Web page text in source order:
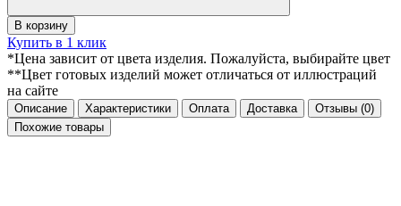
В корзину
Купить в 1 клик
*Цена зависит от цвета изделия. Пожалуйста, выбирайте цвет
**Цвет готовых изделий может отличаться от иллюстраций
на сайте
Описание Характеристики Оплата Доставка Отзывы (0)
Похожие товары